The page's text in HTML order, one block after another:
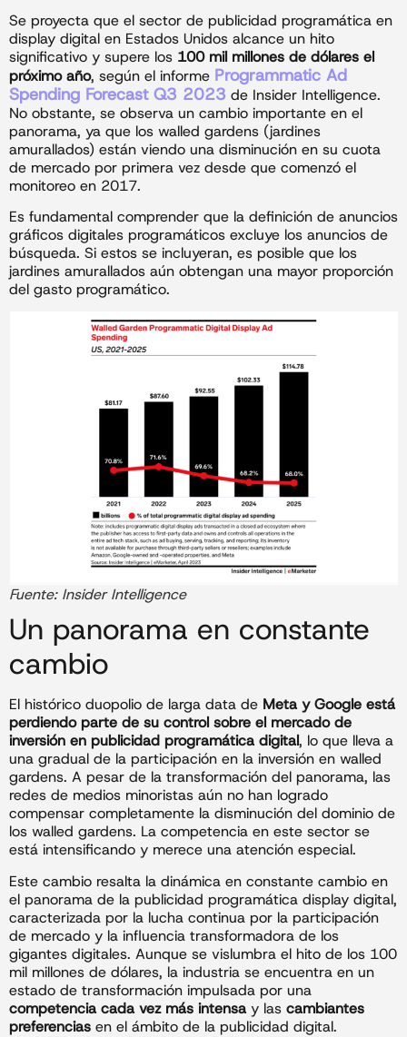
Se proyecta que el sector de publicidad programática en
display digital en Estados Unidos alcance un hito
significativo y supere los 100 mil millones de dólares el
próximo año, según el informe Programmatic Ad
Spending Forecast Q3 2023 de Insider Intelligence.
No obstante, se observa un cambio importante en el
panorama, ya que los walled gardens (jardines
amurallados) están viendo una disminución en su cuota
de mercado por primera vez desde que comenzó el
monitoreo en 2017.
Es fundamental comprender que la definición de anuncios
gráficos digitales programáticos excluye los anuncios de
búsqueda. Si estos se incluyeran, es posible que los
jardines amurallados aún obtengan una mayor proporción
del gasto programático.
Fuente: Insider Intelligence
Un panorama en constante
cambio
El histórico duopolio de larga data de Meta y Google está
perdiendo parte de su control sobre el mercado de
inversión en publicidad programática digital, lo que lleva a
una gradual de la participación en la inversión en walled
gardens. A pesar de la transformación del panorama, las
redes de medios minoristas aún no han logrado
compensar completamente la disminución del dominio de
los walled gardens. La competencia en este sector se
está intensificando y merece una atención especial.
Este cambio resalta la dinámica en constante cambio en
el panorama de la publicidad programática display digital,
caracterizada por la lucha continua por la participación
de mercado y la influencia transformadora de los
gigantes digitales. Aunque se vislumbra el hito de los 100
mil millones de dólares, la industria se encuentra en un
estado de transformación impulsada por una
competencia cada vez más intensa y las cambiantes
preferencias en el ámbito de la publicidad digital.